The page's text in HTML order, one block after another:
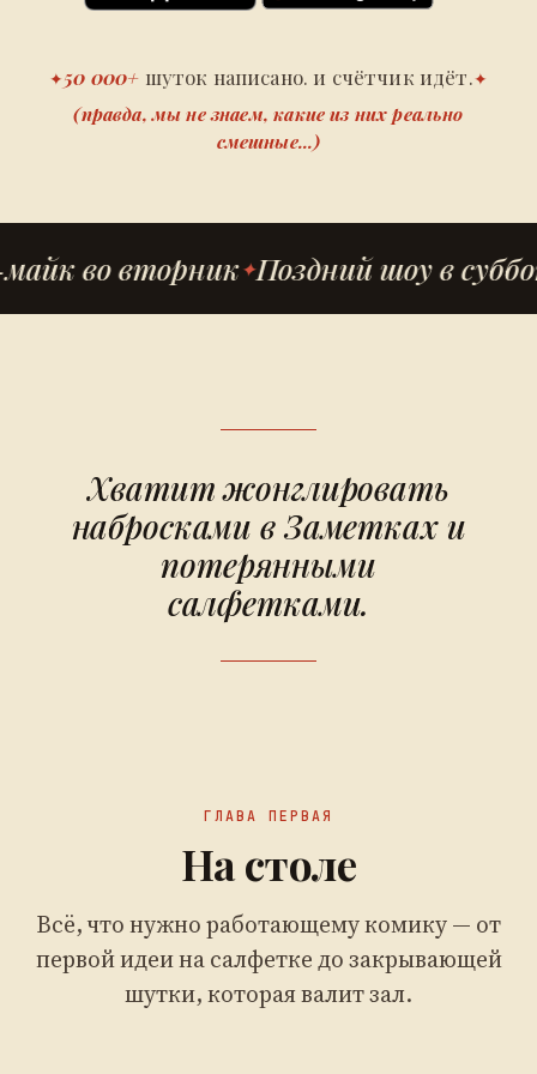
✦50 000+ шуток написано. и счётчик идёт.✦
(правда, мы не знаем, какие из них реально
смешные...)
во вторник Поздний шоу в
Хватит жонглировать
набросками в Заметках и
потерянными
салфетками.
ГЛАВА ПЕРВАЯ
На столе
Всё, что нужно работающему комику — от
первой идеи на салфетке до закрывающей
шутки, которая валит зал.